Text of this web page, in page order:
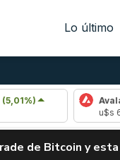
Lo último
Avalanche (-
de Bitcoin y